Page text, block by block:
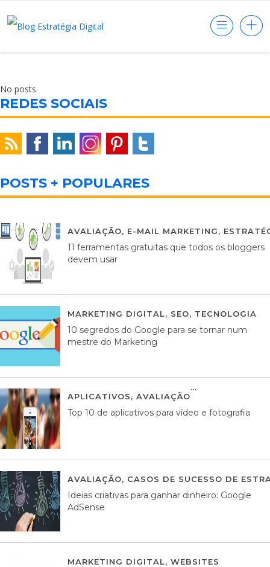
No posts
REDES SOCIAIS
POSTS + POPULARES
AVALIAÇÃO, E-MAIL MARKETING,
11 ferramentas gratuitas que todos os bloggers
devem usar
MARKETING DIGITAL, SEO, TECNOLOGIA
10 segredos do Google para se tornar num
mestre do Marketing
APLICATIVOS, AVALIAÇÃO
Top 10 de aplicativos para vídeo e fotografia
AVALIAÇÃO, CASOS DE SUCESSO DE
Ideias criativas para ganhar dinheiro: Google
AdSense
MARKETING DIGITAL, WEBSITES